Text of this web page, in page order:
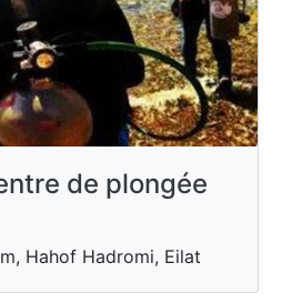
de plongée
Hahof Hadromi, Eilat